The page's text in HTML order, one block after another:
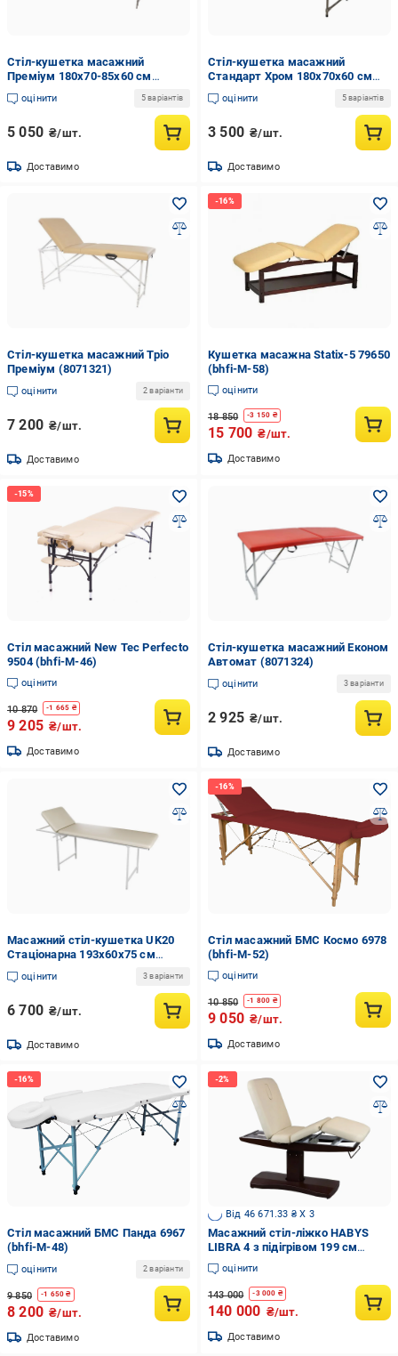
Стіл-кушетка масажний
Преміум 180х70-85х60 см
Бежевий (8071313)
оцінити 5 варіантів
5 050 ₴/шт.
Доставимо
Стіл-кушетка масажний
Стандарт Хром 180х70х60 см
Білий (8071310)
оцінити 5 варіантів
3 500 ₴/шт.
Доставимо
Стіл-кушетка масажний Тріо
Преміум (8071321)
оцінити 2 варіанти
7 200 ₴/шт.
Доставимо
Кушетка масажна Statix-5 79650
(bhfi-M-58)
оцінити
18 850 -3 150 ₴
15 700 ₴/шт.
Доставимо
Стіл масажний New Tec Perfecto
9504 (bhfi-M-46)
оцінити
10 870 -1 665 ₴
9 205 ₴/шт.
Доставимо
Стіл-кушетка масажний Економ
Автомат (8071324)
оцінити 3 варіанти
2 925 ₴/шт.
Доставимо
Масажний стіл-кушетка UK20
Стаціонарна 193х60х75 см
Бежевий
оцінити 3 варіанти
6 700 ₴/шт.
Доставимо
Стіл масажний БМС Космо 6978
(bhfi-M-52)
оцінити
10 850 -1 800 ₴
9 050 ₴/шт.
Доставимо
Стіл масажний БМС Панда 6967
(bhfi-M-48)
оцінити 2 варіанти
9 850 -1 650 ₴
8 200 ₴/шт.
Доставимо
Від 46 671.33 ₴ X 3
Масажний стіл-ліжко HABYS
LIBRA 4 з підігрівом 199 см
(10108435)
оцінити
143 000 -3 000 ₴
140 000 ₴/шт.
Доставимо